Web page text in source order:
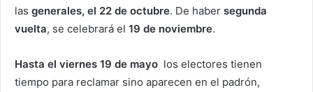
las generales, el 22 de octubre. De haber segunda
vuelta, se celebrará el 19 de noviembre.
Hasta el viernes 19 de mayo los electores tienen
tiempo para reclamar sino aparecen en el padrón,